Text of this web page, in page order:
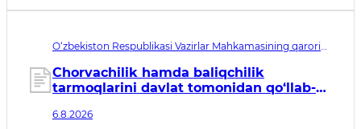
O‘zbekiston Respublikasi Vazirlar Mahkamasining qarori
sanasi 07.08.2026
Chorvachilik hamda baliqchilik
tarmoqlarini davlat tomonidan qo‘llab-
tadbirlari to‘g‘risida
6.8.2026